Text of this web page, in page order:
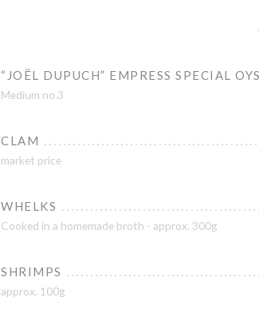
“JOËL DUPUCH” EMPRESS SPECIAL
Medium no.3
CLAM
market price
WHELKS
Cooked in a homemade broth - approx. 300g
SHRIMPS
approx. 100g